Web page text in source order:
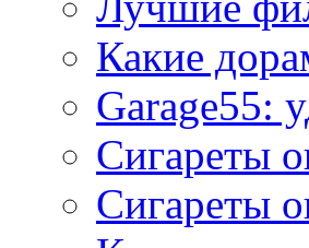
Какие
Garage55:
Сигареты
Сигареты